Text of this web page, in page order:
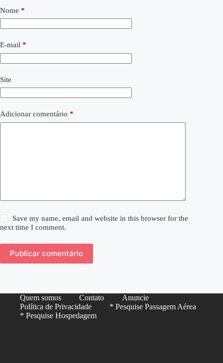
Nome *
E-mail *
Site
Adicionar comentário *
Save my name, email and website in this browser for the
next time I comment.
Publicar comentário
Quem somos Contato
Anuncie
Política de Privacidade
* Pesquise Passagem Aérea
* Pesquise Hospedagem